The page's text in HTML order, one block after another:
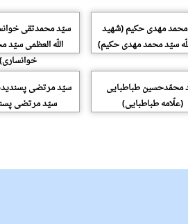
مهدی حکیم (شهید
سیّد محمد مهدی حکیم)
سیّد محمدتقی
اللّه العظمی سیّد
خوانساری)
محمّدحسین طباطبایی
(علّامه طباطبایی)
سیّد مرتضی
سیّد مرتضی